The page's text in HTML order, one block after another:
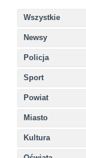
Wszystkie
Newsy
Policja
Sport
Powiat
Miasto
Kultura